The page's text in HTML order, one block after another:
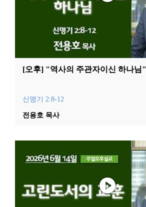
[오후] "역사의 주관자이신 하나님"
신명기 2:8-12
전용호 목사